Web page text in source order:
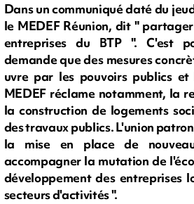
Dans un communiqué daté du
le MEDEF Réunion, dit "
entreprises du BTP ". C'est
demande que des mesures
uvre par les pouvoirs publics
MEDEF réclame notamment, la
la construction de logements
des travaux publics. L'union
la mise en place de
accompagner la mutation de
développement des entreprises
secteurs d'activités ".